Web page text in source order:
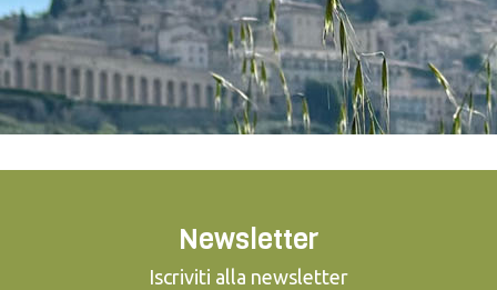
Newsletter
Iscriviti alla newsletter